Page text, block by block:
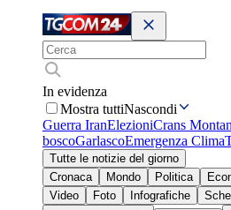
In evidenza
Mostra tuttiNascondi
Guerra IranElezioniCrans
boscoGarlascoEmergenza Clima
Tutte le notizie del giorno
Cronaca
Mondo Politica
Video
Foto Infografiche